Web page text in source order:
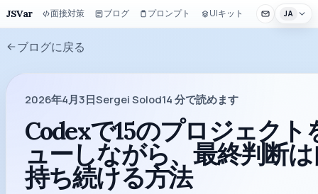
JSVar 面接対策 ブログ プロンプト UIキット JA
ブログに戻る
2026年4月3日Sergei Solod14 分で読めます
Codexで15のプロジェクト
ューしながら、最終判断
持ち続ける方法